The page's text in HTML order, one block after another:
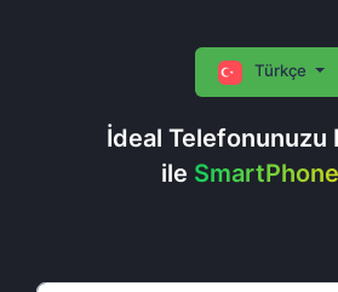
İdeal Telefonunuzu
ile
Türkçe